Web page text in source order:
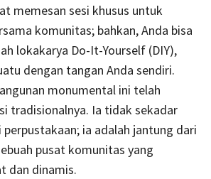
memesan sesi khusus untuk
komunitas; bahkan, Anda bisa
lokakarya Do-It-Yourself (DIY),
dengan tangan Anda sendiri.
monumental ini telah
tradisionalnya. Ia tidak sekadar
ia adalah jantung dari
pusat komunitas yang
dan dinamis.